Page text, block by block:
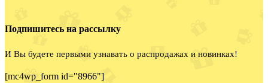
Подпишитесь на рассылку
И Вы будете первыми узнавать о распродажах и новинках!
[mc4wp_form id="8966"]